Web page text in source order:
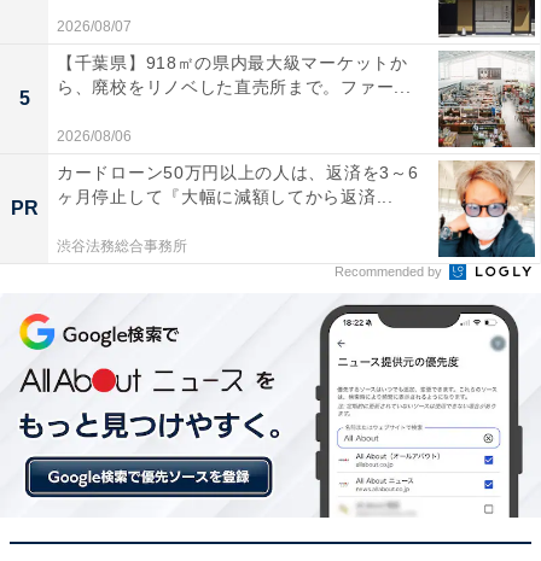
駅直結の商業施設「 アコルデ代々木上原
」は1993年の開
業。2023年7月にリニューアルオープンしてから約1年半
ほどであり、施設内の雰囲気は清潔＆華やかです。
駅を出てすぐ買い物できて便利
2026/08/07
5
【千葉県】918㎡の県内最大級マーケットか
ら、廃校をリノベした直売所まで。ファー...
2026/08/06
PR
カードローン50万円以上の人は、返済を3～6
ヶ月停止して『大幅に減額してから返済...
渋谷法務総合事務所
Recommended by